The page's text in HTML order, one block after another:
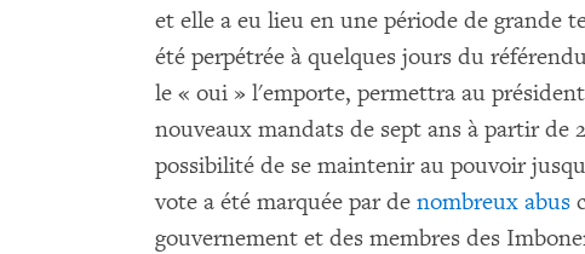
et elle a eu lieu en une période de grande
été perpétrée à quelques jours du
le « oui » l'emporte, permettra au
nouveaux mandats de sept ans à partir de
possibilité de se maintenir au pouvoir
vote a été marquée par de nombreux abus
gouvernement et des membres des